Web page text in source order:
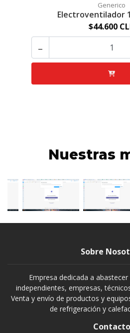
Generico
Electroventilador
$44.600
-
Nuestras
Sobre
Empresa dedicada a
independientes, empresas,
Venta y envío de productos y
de refrigeración y
Contacto